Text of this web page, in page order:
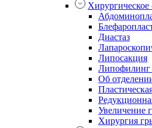
Диастаз
Липосакция
Липофилинг
Об
Увеличение
Хирургия